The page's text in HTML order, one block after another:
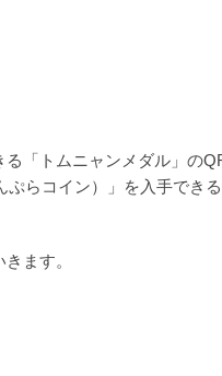
「トムニャンメダル」の
らコイン）」を入手でき
ます。